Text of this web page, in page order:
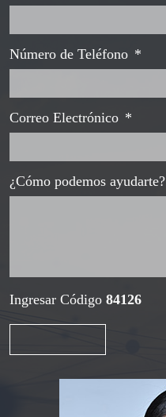
*
Número de Teléfono
*
Correo Electrónico
¿Cómo podemos ayudarte?
Ingresar Código 84126